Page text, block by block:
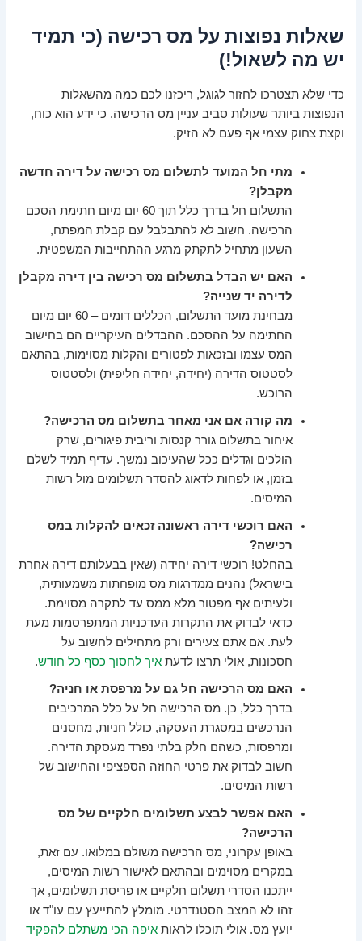
שאלות נפוצות על מס רכישה (כי תמיד
יש מה לשאול!)
כדי שלא תצטרכו לחזור לגוגל, ריכזנו לכם כמה מהשאלות
הנפוצות ביותר שעולות סביב עניין מס הרכישה. כי ידע הוא כוח,
וקצת צחוק עצמי אף פעם לא הזיק.
מתי חל המועד לתשלום מס רכישה על דירה חדשה
מקבלן?
התשלום חל בדרך כלל תוך 60 יום מיום חתימת הסכם
הרכישה. חשוב לא להתבלבל עם קבלת המפתח,
השעון מתחיל לתקתק מרגע ההתחייבות המשפטית.
האם יש הבדל בתשלום מס רכישה בין דירה מקבלן
לדירה יד שנייה?
מבחינת מועד התשלום, הכללים דומים – 60 יום מיום
החתימה על ההסכם. ההבדלים העיקריים הם בחישוב
המס עצמו ובזכאות לפטורים והקלות מסוימות, בהתאם
לסטטוס הדירה (יחידה, יחידה חליפית) ולסטטוס
הרוכש.
מה קורה אם אני מאחר בתשלום מס הרכישה?
איחור בתשלום גורר קנסות וריבית פיגורים, שרק
הולכים וגדלים ככל שהעיכוב נמשך. עדיף תמיד לשלם
בזמן, או לפחות לדאוג להסדר תשלומים מול רשות
המיסים.
האם רוכשי דירה ראשונה זכאים להקלות במס
רכישה?
בהחלט! רוכשי דירה יחידה (שאין בבעלותם דירה אחרת
בישראל) נהנים ממדרגות מס מופחתות משמעותית,
ולעיתים אף מפטור מלא ממס עד לתקרה מסוימת.
כדאי לבדוק את התקרות העדכניות המתפרסמות מעת
לעת. אם אתם צעירים ורק מתחילים לחשוב על
חסכונות, אולי תרצו לדעתאיך לחסוך כסף כל חודש.
האם מס הרכישה חל גם על מרפסת או חניה?
בדרך כלל, כן. מס הרכישה חל על כלל המרכיבים
הנרכשים במסגרת העסקה, כולל חניות, מחסנים
ומרפסות, כשהם חלק בלתי נפרד מעסקת הדירה.
חשוב לבדוק את פרטי החוזה הספציפי והחישוב של
רשות המיסים.
האם אפשר לבצע תשלומים חלקיים של מס
הרכישה?
באופן עקרוני, מס הרכישה משולם במלואו. עם זאת,
במקרים מסוימים ובהתאם לאישור רשות המיסים,
ייתכנו הסדרי תשלום חלקיים או פריסת תשלומים, אך
זהו לא המצב הסטנדרטי. מומלץ להתייעץ עם עו"ד או
יועץ מס. אולי תוכלו לראותאיפה הכי משתלם להפקיד